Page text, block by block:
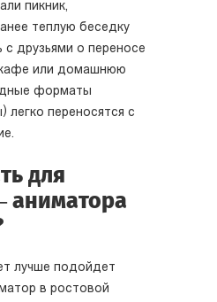
пикник,
теплую беседку
с друзьями о переносе
или домашнюю
форматы
легко переносятся с
для
аниматора
лучше подойдет
в ростовой